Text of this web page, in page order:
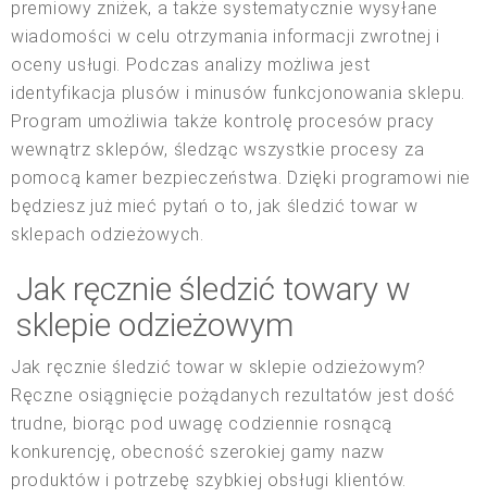
premiowy zniżek, a także systematycznie wysyłane
wiadomości w celu otrzymania informacji zwrotnej i
oceny usługi. Podczas analizy możliwa jest
identyfikacja plusów i minusów funkcjonowania sklepu.
Program umożliwia także kontrolę procesów pracy
wewnątrz sklepów, śledząc wszystkie procesy za
pomocą kamer bezpieczeństwa. Dzięki programowi nie
będziesz już mieć pytań o to, jak śledzić towar w
sklepach odzieżowych.
Jak ręcznie śledzić towary w
sklepie odzieżowym
Jak ręcznie śledzić towar w sklepie odzieżowym?
Ręczne osiągnięcie pożądanych rezultatów jest dość
trudne, biorąc pod uwagę codziennie rosnącą
konkurencję, obecność szerokiej gamy nazw
produktów i potrzebę szybkiej obsługi klientów.